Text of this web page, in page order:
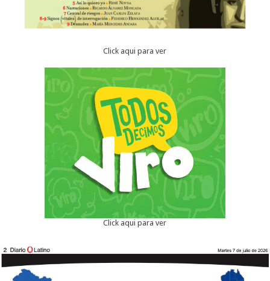
Click aqui para ver
Click aqui para ver